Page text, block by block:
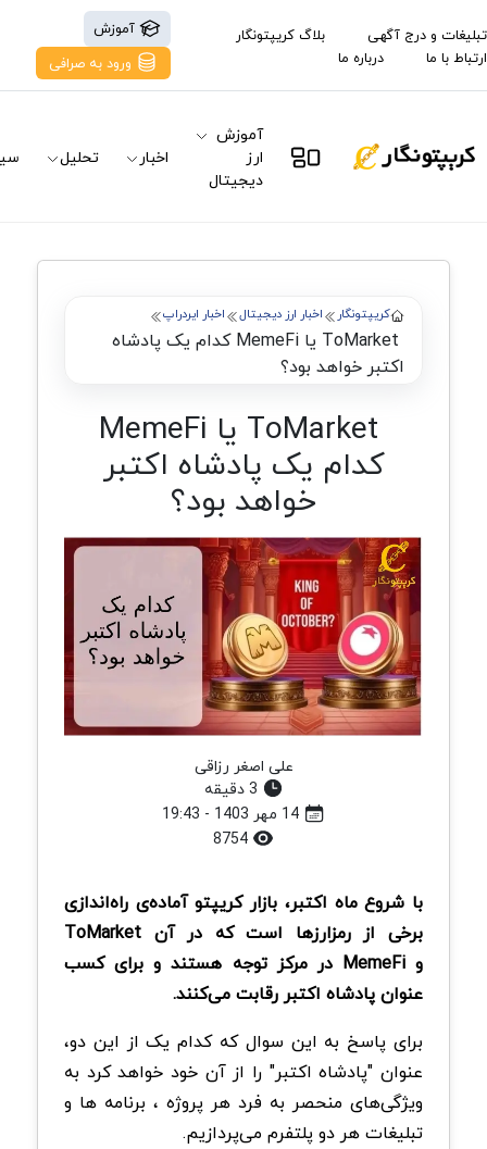
تبلیغات و درج آگهی
بلاگ کریپتونگار
ارتباط با ما
درباره ما
آموزش
ورود به صرافی
آموزش
ارز
دیجیتال
اخبار تحلیل
کریپتونگار اخبار ارز دیجیتال اخبار ایردراپ
ToMarket یا MemeFi کدام یک پادشاه
اکتبر خواهد بود؟
ToMarket یا MemeFi
کدام یک پادشاه اکتبر
خواهد بود؟
علی اصغر رزاقی
با شروع ماه اکتبر، بازار کریپتو آماده‌ی راه‌اندازی‌
برخی از رمزارزها است که در آن ToMarket
و MemeFi در مرکز توجه هستند و برای کسب
عنوان پادشاه اکتبر رقابت می‌کنند.
برای پاسخ به این سوال که کدام یک از این دو،
عنوان "پادشاه اکتبر" را از آن خود خواهد کرد به
ویژگی‌های منحصر به فرد هر پروژه ، برنامه ها و
تبلیغات هر دو پلتفرم می‌پردازیم.